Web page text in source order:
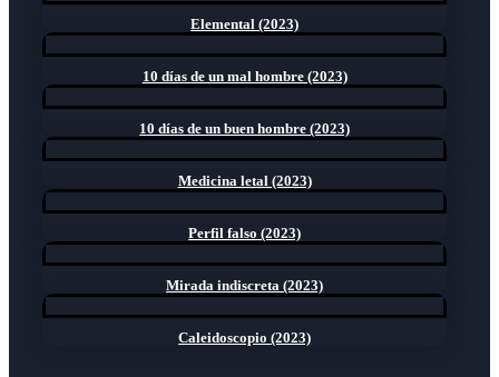
Elemental (2023)
10 días de un mal hombre (2023)
10 días de un buen hombre (2023)
Medicina letal (2023)
Perfil falso (2023)
Mirada indiscreta (2023)
Caleidoscopio (2023)